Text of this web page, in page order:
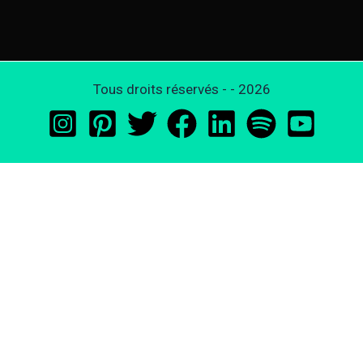
Tous droits réservés - - 2026